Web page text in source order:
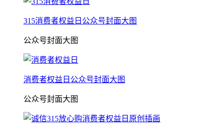
315消费者权益日公众号封面大图
公众号封面大图
消费者权益日公众号封面大图
公众号封面大图